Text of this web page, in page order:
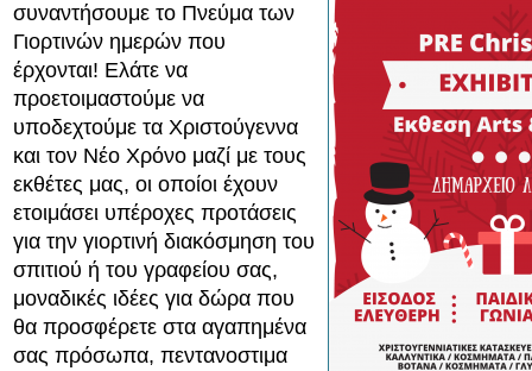
συναντήσουμε το Πνεύμα των
Γιορτινών ημερών που
έρχονται! Ελάτε να
προετοιμαστούμε να
υποδεχτούμε τα Χριστούγεννα
και τον Νέο Χρόνο μαζί με τους
εκθέτες μας, οι οποίοι έχουν
ετοιμάσει υπέροχες προτάσεις
για την γιορτινή διακόσμηση του
σπιτιού ή του γραφείου σας,
μοναδικές ιδέες για δώρα που
θα προσφέρετε στα αγαπημένα
σας πρόσωπα, πεντανοστιμα